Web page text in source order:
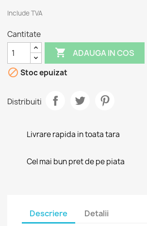
Include TVA
Cantitate
 ADAUGA IN COS
 Stoc epuizat
Distribuiti
Livrare rapida in toata tara
Cel mai bun pret de pe piata
Descriere Detalii